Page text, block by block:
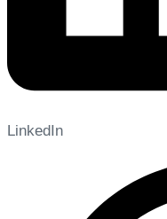
LinkedIn